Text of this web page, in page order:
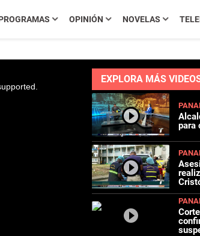
OPINIÓN NOVELAS
EXPLORA MÁS
para